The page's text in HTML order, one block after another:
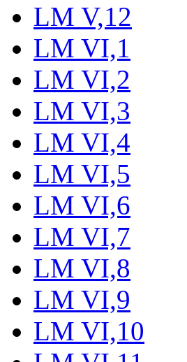
LM V,12
LM VI,1
LM VI,2
LM VI,3
LM VI,4
LM VI,5
LM VI,6
LM VI,7
LM VI,8
LM VI,9
LM VI,10